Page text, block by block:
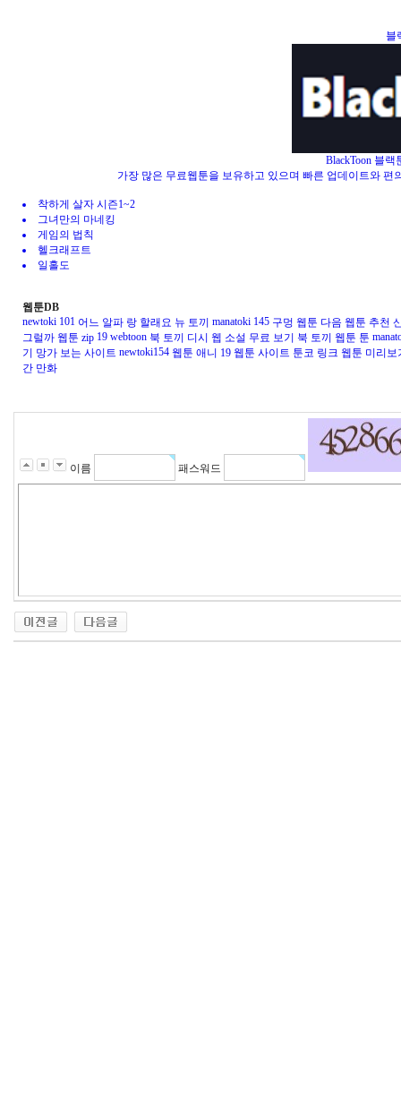
블
BlackToon 블
가장 많은 무료웹툰을 보유하고 있으며 빠른 업데이트와
착하게 살자 시즌1~2
그녀만의 마네킹
게임의 법칙
헬크래프트
일홀도
웹툰DB
newtoki 101 어느 알파 랑 할래요 뉴 토끼 manatoki 145 구멍 웹툰 다음 웹툰 추천
그럴까 웹툰 zip 19 webtoon 북 토끼 디시 웹 소설 무료 보기 북 토끼 웹툰 툰
기 망가 보는 사이트 newtoki154 웹툰 애니 19 웹툰 사이트 툰코 링크 웹툰 미리보
간 만화
이름 패스워드